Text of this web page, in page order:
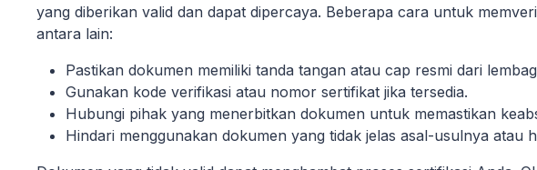
yang diberikan valid dan dapat dipercaya. Beberapa cara untuk
antara lain:
Pastikan dokumen memiliki tanda tangan atau cap resmi dari
Gunakan kode verifikasi atau nomor sertifikat jika tersedia.
Hubungi pihak yang menerbitkan dokumen untuk memastikan
Hindari menggunakan dokumen yang tidak jelas asal-usulnya atau